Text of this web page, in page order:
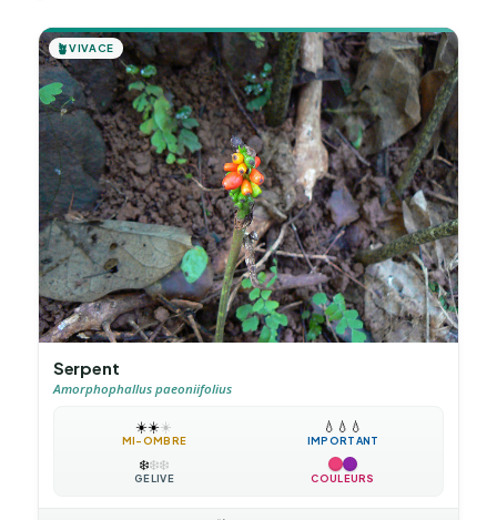
🪴VIVACE
Serpent
Amorphophallus paeoniifolius
☀️☀️☀️
MI-OMBRE
💧 💧 💧
IMPORTANT
❄️❄️❄️
GÉLIVE COULEURS